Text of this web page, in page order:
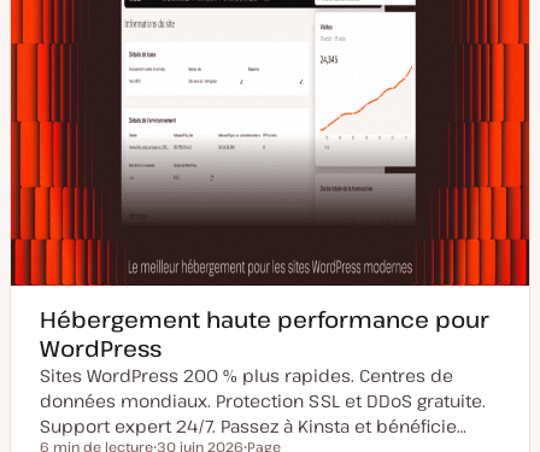
Hébergement haute performance pour
WordPress
Sites WordPress 200 % plus rapides. Centres de
données mondiaux. Protection SSL et DDoS gratuite.
Support expert 24/7. Passez à Kinsta et bénéficie…
6 min de lecture 30 juin 2026 Page